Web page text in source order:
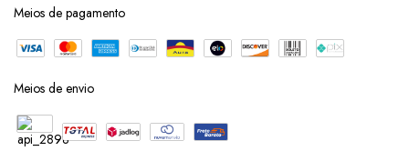
Meios de pagamento
Meios de envio